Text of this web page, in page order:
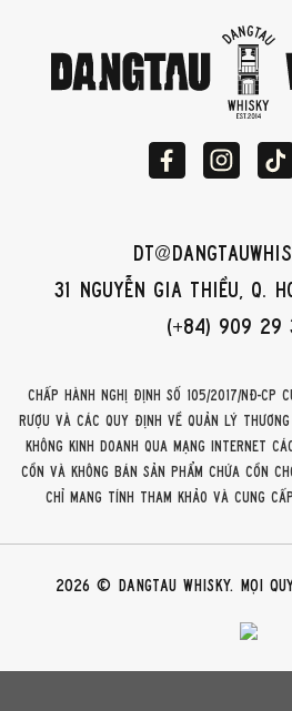
31 Nguyễn Gia Thiều, Q.
(+84) 909 29
Chấp hành Nghị định số 105/2017/NĐ-CP
rượu và các quy định về quản lý thương
không kinh doanh qua mạng internet
cồn và không bán sản phẩm chứa cồn
chỉ mang tính tham khảo và cung
2026 © DangTau Whisky. Mọi